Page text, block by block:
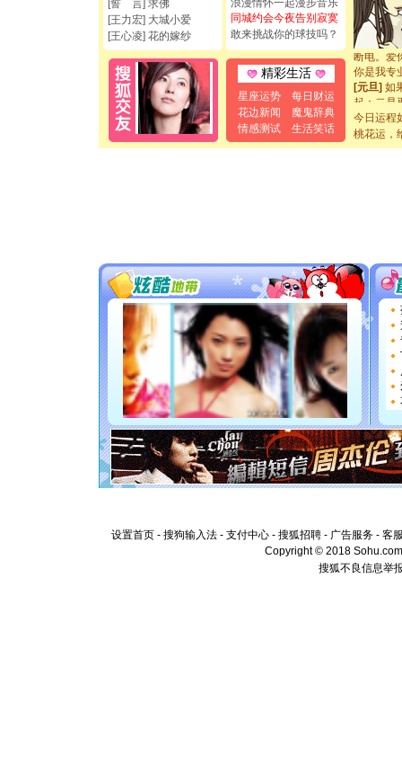
[誓 言] 求佛
[王力宏] 大城小爱
[王心凌] 花的嫁纱
浪漫情怀一起漫步音乐
同城约会今夜告别寂寞
敢来挑战你的球技吗？
精彩生活
星座运势
每日财运
花边新闻
魔鬼辞典
情感测试
生活笑话
[圣诞节]
如意,快
[元旦]看
断电。爱
你是我专
[元旦] 如
起；二是
离。水晶
[元旦]当
泣，这痛
[圣诞节]
你太多
要平安！
[圣诞节]
能正大
都要快乐
[圣诞节]
如意,快
[元旦]
看
断电。
你是我
[元旦]如
起；二是
离。水晶
[元旦]当
颜！冬去
道一声平
[春节]传
今日运程
桃花运，
设置首页 - 搜狗输入法 - 支付中心 - 搜狐招聘 - 广告服务 - 客
Copyright © 2018
搜狐不良信息举